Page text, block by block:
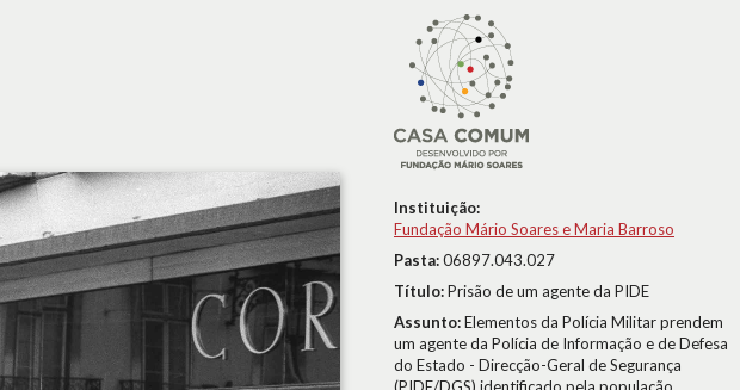
Instituição:
Fundação Mário Soares e Maria Barroso
Pasta:06897.043.027
Título:Prisão de um agente da PIDE
Assunto:Elementos da Polícia Militar prendem
um agente da Polícia de Informação e de Defesa
do Estado - Direcção-Geral de Segurança